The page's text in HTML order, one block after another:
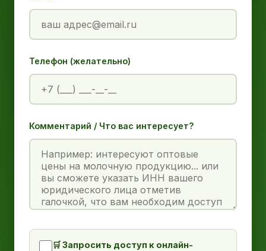
Телефон (желательно)
Комментарий / Что вас интересует?
🛒 Запросить доступ к онлайн-